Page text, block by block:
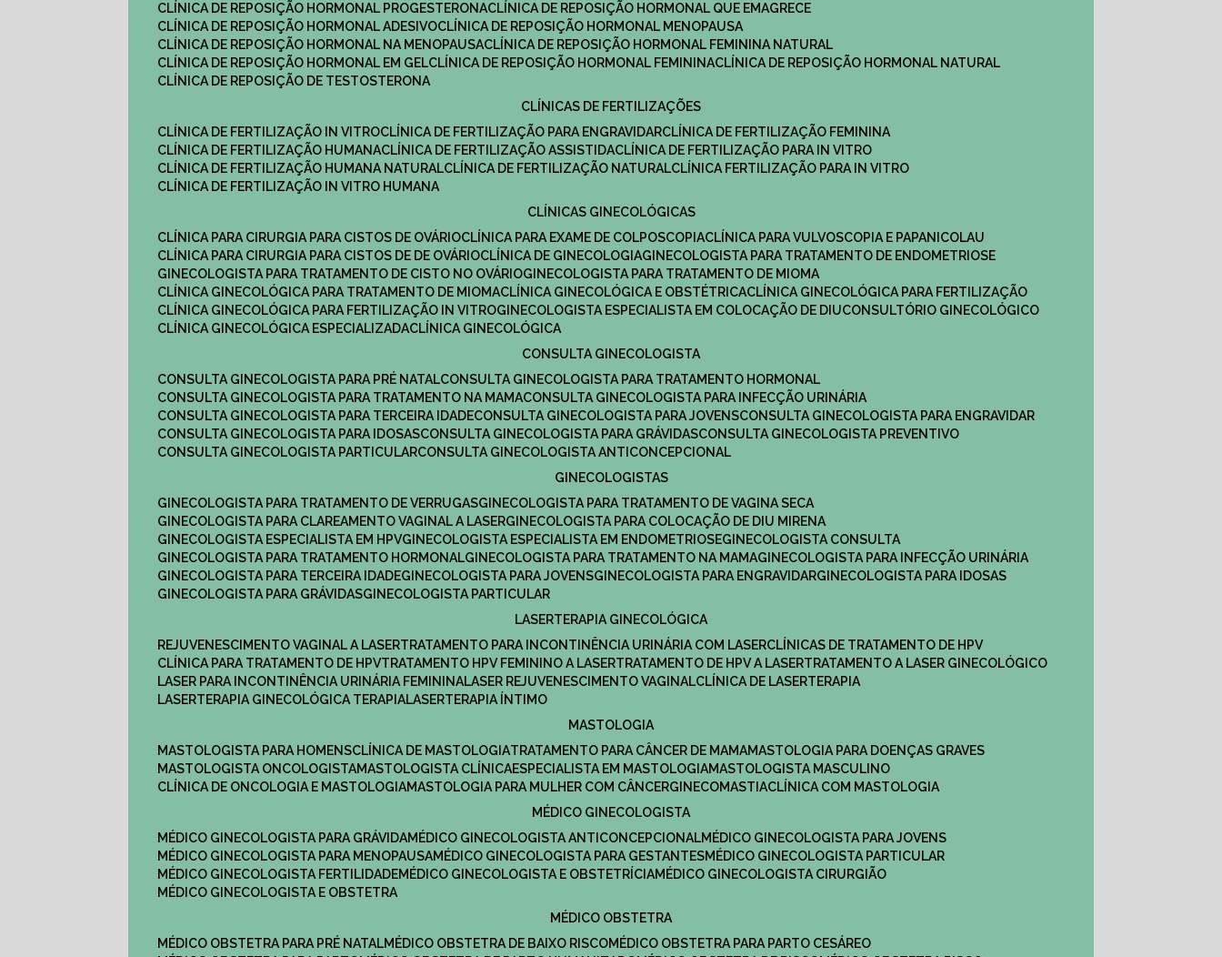
CLÍNICA DE REPOSIÇÃO HORMONAL PROGESTERONA
CLÍNICA DE REPOSIÇÃO HORMONAL QUE EMAGRECE
CLÍNICA DE REPOSIÇÃO HORMONAL ADESIVO
CLÍNICA DE REPOSIÇÃO HORMONAL MENOPAUSA
CLÍNICA DE REPOSIÇÃO HORMONAL NA MENOPAUSA
CLÍNICA DE REPOSIÇÃO HORMONAL FEMININA NATURAL
CLÍNICA DE REPOSIÇÃO HORMONAL EM GEL
CLÍNICA DE REPOSIÇÃO HORMONAL FEMININA
CLÍNICA DE REPOSIÇÃO HORMONAL NATURAL
CLÍNICA DE REPOSIÇÃO DE TESTOSTERONA
CLÍNICAS DE FERTILIZAÇÕES
CLÍNICA DE FERTILIZAÇÃO IN VITRO
CLÍNICA DE FERTILIZAÇÃO PARA ENGRAVIDAR
CLÍNICA DE FERTILIZAÇÃO FEMININA
CLÍNICA DE FERTILIZAÇÃO HUMANA
CLÍNICA DE FERTILIZAÇÃO ASSISTIDA
CLÍNICA DE FERTILIZAÇÃO PARA IN VITRO
CLÍNICA DE FERTILIZAÇÃO HUMANA NATURAL
CLÍNICA DE FERTILIZAÇÃO NATURAL
CLÍNICA FERTILIZAÇÃO PARA IN VITRO
CLÍNICA DE FERTILIZAÇÃO IN VITRO HUMANA
CLÍNICAS GINECOLÓGICAS
CLÍNICA PARA CIRURGIA PARA CISTOS DE OVÁRIO
CLÍNICA PARA EXAME DE COLPOSCOPIA
CLÍNICA PARA VULVOSCOPIA E PAPANICOLAU
CLÍNICA PARA CIRURGIA PARA CISTOS DE DE OVÁRIO
CLÍNICA DE GINECOLOGIA
GINECOLOGISTA PARA TRATAMENTO DE ENDOMETRIOSE
GINECOLOGISTA PARA TRATAMENTO DE CISTO NO OVÁRIO
GINECOLOGISTA PARA TRATAMENTO DE MIOMA
CLÍNICA GINECOLÓGICA PARA TRATAMENTO DE MIOMA
CLÍNICA GINECOLÓGICA E OBSTÉTRICA
CLÍNICA GINECOLÓGICA PARA FERTILIZAÇÃO
CLÍNICA GINECOLÓGICA PARA FERTILIZAÇÃO IN VITRO
GINECOLOGISTA ESPECIALISTA EM COLOCAÇÃO DE DIU
CONSULTÓRIO GINECOLÓGICO
CLÍNICA GINECOLÓGICA ESPECIALIZADA
CLÍNICA GINECOLÓGICA
CONSULTA GINECOLOGISTA
CONSULTA GINECOLOGISTA PARA PRÉ NATAL
CONSULTA GINECOLOGISTA PARA TRATAMENTO HORMONAL
CONSULTA GINECOLOGISTA PARA TRATAMENTO NA MAMA
CONSULTA GINECOLOGISTA PARA INFECÇÃO URINÁRIA
CONSULTA GINECOLOGISTA PARA TERCEIRA IDADE
CONSULTA GINECOLOGISTA PARA JOVENS
CONSULTA GINECOLOGISTA PARA ENGRAVIDAR
CONSULTA GINECOLOGISTA PARA IDOSAS
CONSULTA GINECOLOGISTA PARA GRÁVIDAS
CONSULTA GINECOLOGISTA PREVENTIVO
CONSULTA GINECOLOGISTA PARTICULAR
CONSULTA GINECOLOGISTA ANTICONCEPCIONAL
GINECOLOGISTAS
GINECOLOGISTA PARA TRATAMENTO DE VERRUGAS
GINECOLOGISTA PARA TRATAMENTO DE VAGINA SECA
GINECOLOGISTA PARA CLAREAMENTO VAGINAL A LASER
GINECOLOGISTA PARA COLOCAÇÃO DE DIU MIRENA
GINECOLOGISTA ESPECIALISTA EM HPV
GINECOLOGISTA ESPECIALISTA EM ENDOMETRIOSE
GINECOLOGISTA CONSULTA
GINECOLOGISTA PARA TRATAMENTO HORMONAL
GINECOLOGISTA PARA TRATAMENTO NA MAMA
GINECOLOGISTA PARA INFECÇÃO URINÁRIA
GINECOLOGISTA PARA TERCEIRA IDADE
GINECOLOGISTA PARA JOVENS GINECOLOGISTA PARA ENGRAVIDAR
GINECOLOGISTA PARA IDOSAS
GINECOLOGISTA PARA GRÁVIDAS
GINECOLOGISTA PARTICULAR
LASERTERAPIA GINECOLÓGICA
REJUVENESCIMENTO VAGINAL A LASER
TRATAMENTO PARA INCONTINÊNCIA URINÁRIA COM LASER
CLÍNICAS DE TRATAMENTO DE HPV
CLÍNICA PARA TRATAMENTO DE HPV
TRATAMENTO HPV FEMININO A LASER TRATAMENTO DE HPV A LASER
TRATAMENTO A LASER GINECOLÓGICO
LASER PARA INCONTINÊNCIA URINÁRIA FEMININA LASER REJUVENESCIMENTO VAGINAL
CLÍNICA DE LASERTERAPIA
LASERTERAPIA GINECOLÓGICA TERAPIA LASERTERAPIA ÍNTIMO
MASTOLOGIA
MASTOLOGISTA PARA HOMENS
CLÍNICA DE MASTOLOGIA TRATAMENTO PARA CÂNCER DE MAMA
MASTOLOGIA PARA DOENÇAS GRAVES
MASTOLOGISTA ONCOLOGISTA
MASTOLOGISTA CLÍNICA ESPECIALISTA EM MASTOLOGIA
MASTOLOGISTA MASCULINO
CLÍNICA DE ONCOLOGIA E MASTOLOGIA
MASTOLOGIA PARA MULHER COM CÂNCER GINECOMASTIA
CLÍNICA COM MASTOLOGIA
MÉDICO GINECOLOGISTA
MÉDICO GINECOLOGISTA PARA GRÁVIDA
MÉDICO GINECOLOGISTA ANTICONCEPCIONAL
MÉDICO GINECOLOGISTA PARA JOVENS
MÉDICO GINECOLOGISTA PARA MENOPAUSA
MÉDICO GINECOLOGISTA PARA GESTANTES
MÉDICO GINECOLOGISTA PARTICULAR
MÉDICO GINECOLOGISTA FERTILIDADE
MÉDICO GINECOLOGISTA E OBSTETRÍCIA
MÉDICO GINECOLOGISTA CIRURGIÃO
MÉDICO GINECOLOGISTA E OBSTETRA
MÉDICO OBSTETRA
MÉDICO OBSTETRA PARA PRÉ NATAL
MÉDICO OBSTETRA DE BAIXO RISCO
MÉDICO OBSTETRA PARA PARTO CESÁREO